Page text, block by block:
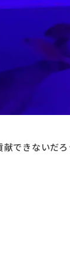
できないだ